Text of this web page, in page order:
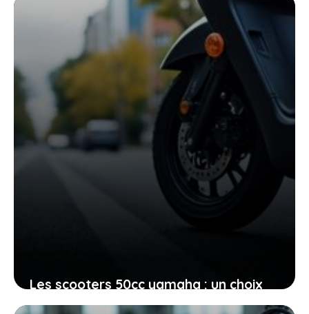
cauchemar
Les scooters 50cc yamaha : un choix
malin pour vos déplacements